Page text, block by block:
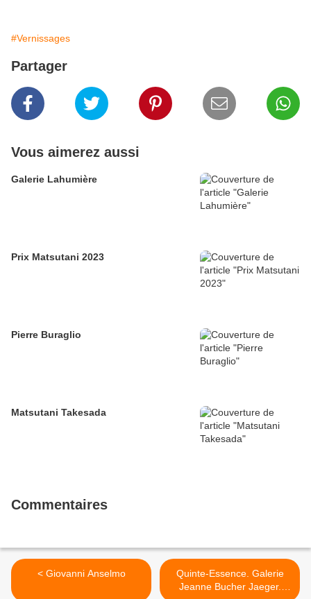
#Vernissages
Partager
Vous aimerez aussi
Galerie Lahumière
Prix Matsutani 2023
Pierre Buraglio
Matsutani Takesada
Commentaires
< Giovanni Anselmo
Quinte-Essence. Galerie
Jeanne Bucher Jaeger.